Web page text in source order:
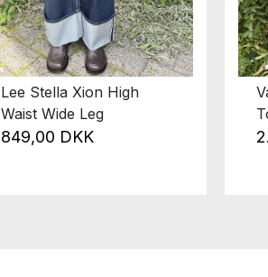
Lee Stella Xion High
Waist Wide Leg
849,00 DKK